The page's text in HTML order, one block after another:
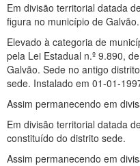
Em divisão territorial datada
figura no município de Galvão.
Elevado à categoria de
pela Lei Estadual n.º 9.890,
Galvão. Sede no antigo
sede. Instalado em 01-01-
Assim permanecendo em
Em divisão territorial datada
constituído do distrito sede.
Assim permanecendo em